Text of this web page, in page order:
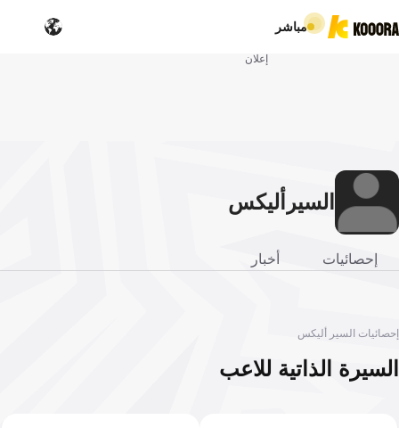
مباشر
إعلان
السير أليكس
إحصائيات أخبار
إحصائيات السير أليكس
السيرة الذاتية للاعب